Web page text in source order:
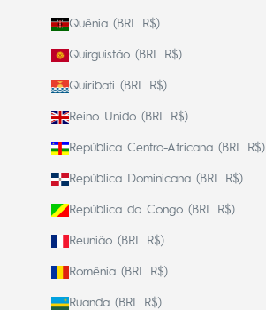
Quênia (BRL R$)
Quirguistão (BRL R$)
Quiribati (BRL R$)
Reino Unido (BRL R$)
República Centro-Africana (BRL R$)
República Dominicana (BRL R$)
República do Congo (BRL R$)
Reunião (BRL R$)
Romênia (BRL R$)
Ruanda (BRL R$)